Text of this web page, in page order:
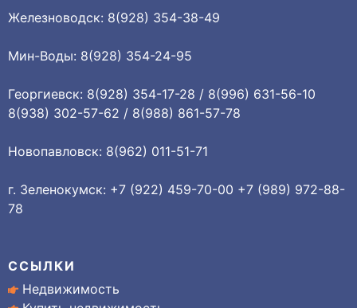
Железноводск: 8(928) 354-38-49
Мин-Воды: 8(928) 354-24-95
Георгиевск: 8(928) 354-17-28 / 8(996) 631-56-10
8(938) 302-57-62 / 8(988) 861-57-78
Новопавловск: 8(962) 011-51-71
г. Зеленокумск: +7 (922) 459-70-00 +7 (989) 972-88-
78
ССЫЛКИ
Недвижимость